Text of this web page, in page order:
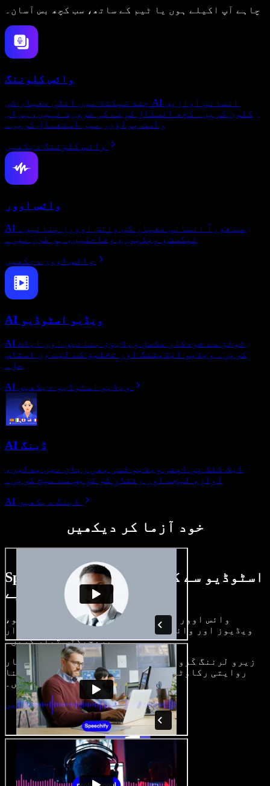
چاہے آپ اکیلے ہوں یا ٹیم کے ساتھ، سب کچھ بس آسان۔
وائس کلوننگ
چند سیکنڈ میں اعلیٰ معیار کی AI انسانی آوازیں
کلون کریں۔ کچھ انسٹال کرنے کی ضرورت نہیں، براہِ
راست براؤزر میں استعمال کریں۔
وائس کلوننگ دیکھیں
وائس اوور
AI سے فوراً انسانی معیار کی وائس اوورز بنائیں۔
ٹیکسٹ، ویڈیوز، وضاحتیں، ہر طرز میں۔
وائس اوور دیکھیں
AI ویڈیو اسٹوڈیو
AI ٹولز سے خودکار مکمل ویڈیوز بنائیں اور ایڈٹ
کریں۔ ویڈیو ایڈیٹنگ اور تخلیق کے لیے ون اسٹاپ
حل۔
AI ویڈیو اسٹوڈیو دیکھیں
AI ڈبنگ
ایک کلک پر اپنی ویڈیو کسی بھی زبان میں بدلیں،
آواز، لہجے اور رفتار کو قریب سے میچ کریں۔
AI ڈبنگ دیکھیں
خود آزما کر دیکھیں
Speechify اسٹوڈیو سے کیا کچھ کر سکتے
ہیں، دیکھیے
وائس اوور بنائیں، رائلٹی فری امیجز، آڈیو،
ویڈیوز اور وائس کلون شامل کر کے بھرپور، شاندار
پروجیکٹس تیار کریں۔
زیرو لرننگ کَرو اور سب کچھ براؤزر میں، تخلیق کار
روایتی رکاوٹیں توڑ کر اپنے خیالات کو حقیقت بنا
سکتے ہیں۔
اسٹوڈیو شروع کریں